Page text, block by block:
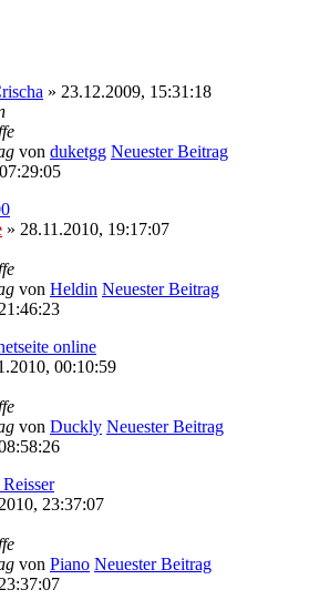
» 23.12.2009, 15:31:18
von duketgg Neuester Beitrag
» 28.11.2010, 19:17:07
von Heldin Neuester Beitrag
online
00:10:59
von Duckly Neuester Beitrag
23:37:07
von Piano Neuester Beitrag